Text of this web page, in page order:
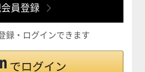
録・ログインできます